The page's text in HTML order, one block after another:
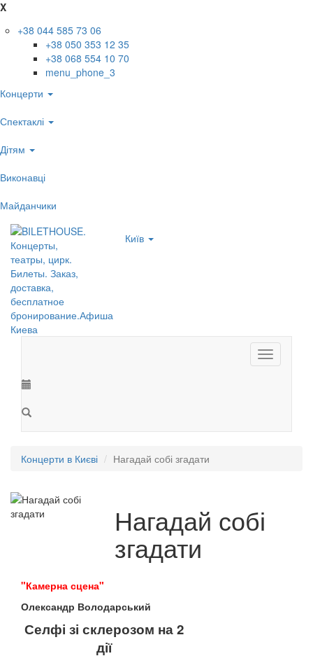
X
+38 044 585 73 06
+38 050 353 12 35
+38 068 554 10 70
menu_phone_3
Концерти
Спектаклі
Дітям
Виконавці
Майданчики
Київ
Toggle
navigation
Концерти в Києві Нагадай собі згадати
Нагадай собі
згадати
"Камерна сцена"
Олександр Володарський
Селфі зі склерозом на 2
дії